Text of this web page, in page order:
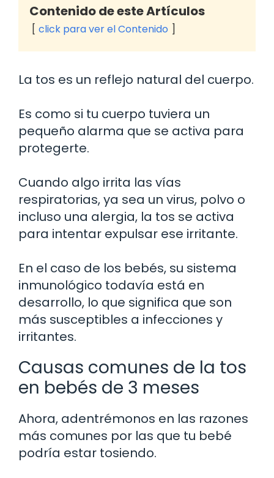
Contenido de este Artículos
click para ver el Contenido
La tos es un reflejo natural del cuerpo.
Es como si tu cuerpo tuviera un
pequeño alarma que se activa para
protegerte.
Cuando algo irrita las vías
respiratorias, ya sea un virus, polvo o
incluso una alergia, la tos se activa
para intentar expulsar ese irritante.
En el caso de los bebés, su sistema
inmunológico todavía está en
desarrollo, lo que significa que son
más susceptibles a infecciones y
irritantes.
Causas comunes de la tos
en bebés de 3 meses
Ahora, adentrémonos en las razones
más comunes por las que tu bebé
podría estar tosiendo.